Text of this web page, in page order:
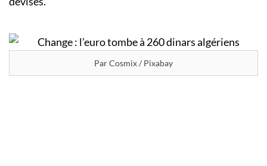
Par Cosmix / Pixabay